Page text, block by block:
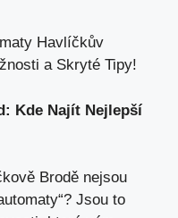
Havlíčkův
a Skryté Tipy!
Kde Najít Nejlepší
Brodě nejsou
Jsou to